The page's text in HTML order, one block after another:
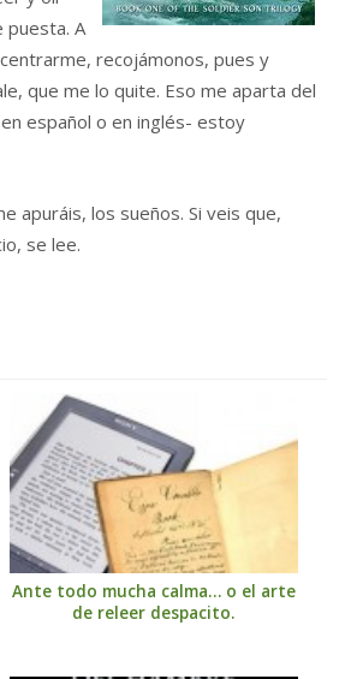
puesta. A
recojámonos, pues y
que me lo quite. Eso me aparta del
español o en inglés- estoy
apuráis, los sueños. Si veis que,
se lee.
Ante todo mucha calma… o el arte
de releer despacito.